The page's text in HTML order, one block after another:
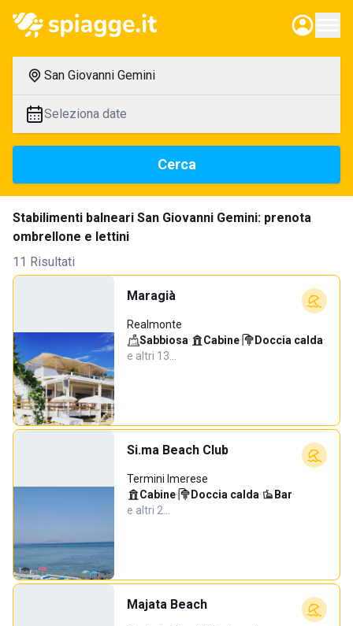
San Giovanni Gemini
Seleziona date
Cerca
Stabilimenti balneari San Giovanni Gemini: prenota
ombrellone e lettini
11 Risultati
Maragià
Realmonte
Sabbiosa· Cabine· Doccia calda·
e altri 13…
Si.ma Beach Club
Termini Imerese
Cabine· Doccia calda· Bar·
e altri 2…
Majata Beach